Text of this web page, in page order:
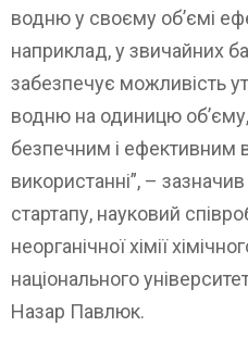
водню у своєму об’ємі
наприклад, у звичайних
забезпечує можливість
водню на одиницю
безпечним і ефективним
використанні”, –
стартапу, науковий
неорганічної хімії
національного
Назар Павлюк.